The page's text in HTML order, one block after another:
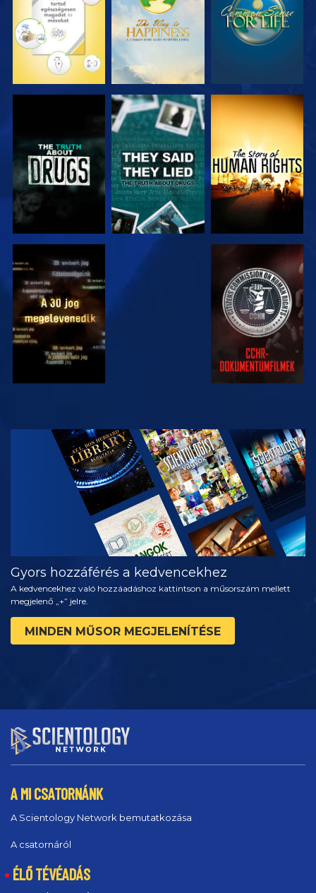
MŰSORNÉZÉS MŰSORNÉZÉS MŰSORNÉZÉS
MŰSORNÉZÉS MŰSORNÉZÉS
MŰSORNÉZÉS
A SOROZAT
RÉSZEI
Gyors hozzáférés a kedvencekhez
A kedvencekhez való hozzáadáshoz kattintson a műsorszám mellett
megjelenő „+” jelre.
MINDEN MŰSOR MEGJELENÍTÉSE
A MI CSATORNÁNK
A Scientology Network bemutatkozása
A csatornáról
ÉLŐ TÉVÉADÁS